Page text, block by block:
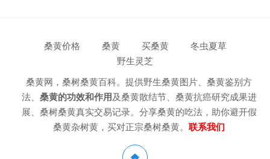
桑黄价格 桑黄 买桑黄
冬虫夏草
野生灵芝
桑黄网，桑树桑黄百科。提供野生桑黄图片、桑黄鉴别方
法、 桑黄的功效和作用及桑黄散结节、桑黄抗癌研究成果进
展、桑树桑黄真实交易记录。分享桑黄的吃法，助你避开假
桑黄杂树黄，买对正宗桑树桑黄。 联系我们